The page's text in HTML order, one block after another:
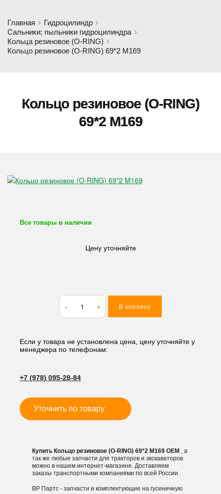
Главная
Гидроцилиндр
Сальники; пыльники гидроцилиндра
Кольца резиновое (O-RING)
Кольцо резиновое (O-RING) 69*2 M169
Кольцо резиновое (O-RING)
69*2 M169
Все товары в наличии
Цену уточняйте
Количество
товара
Кольцо
(O-
RING)
В корзину
Если у товара не установлена цена, цену уточняйте у
менеджера по телефонам:
+7 (978) 095-28-84
Уточнить по товару
Купить Кольцо резиновое (O-RING) 69*2 M169 OEM , а
так же любые запчасти для тракторов и экскаваторов
можно в нашем интернет-магазине. Доставляем
заказы транспортными компаниями по всей России.
ВР Партс - запчасти и комплектующие на гусеничную